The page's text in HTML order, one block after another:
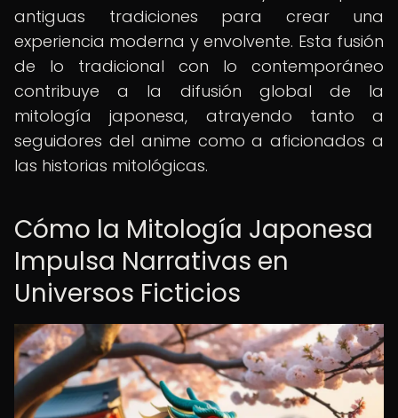
antiguas tradiciones para crear una
experiencia moderna y envolvente. Esta fusión
de lo tradicional con lo contemporáneo
contribuye a la difusión global de la
mitología japonesa, atrayendo tanto a
seguidores del anime como a aficionados a
las historias mitológicas.
Cómo la Mitología Japonesa
Impulsa Narrativas en
Universos Ficticios